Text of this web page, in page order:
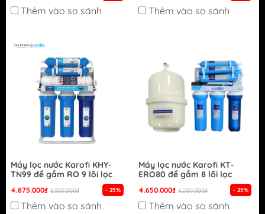
Thêm vào so sánh Thêm vào so sánh
Máy lọc nước Karofi KHY-
TN99 để gầm RO 9 lõi lọc
4.875.000₫ 6.500.000₫ - 25%
Thêm vào so sánh
Máy lọc nước Karofi KT-
ERO80 để gầm 8 lõi lọc
4.650.000₫ 6.200.000₫ - 25%
Thêm vào so sánh